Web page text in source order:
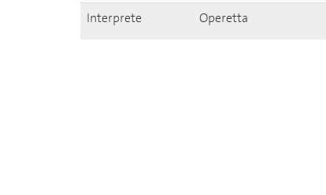
Interprete Operetta